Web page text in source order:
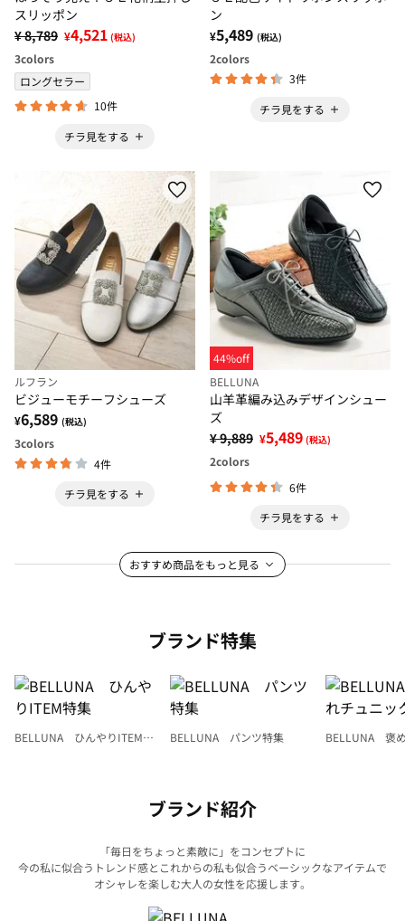
スリッポン
¥ 8,789 ¥4,521 (税込)
3colors
ロングセラー
10件
チラ見をする
ン
¥5,489 (税込)
2colors
3件
チラ見をする
ルフラン
ビジューモチーフシューズ
¥6,589 (税込)
3colors
4件
チラ見をする
44%off
BELLUNA
山羊革編み込みデザインシュー
ズ
¥ 9,889 ¥5,489 (税込)
2colors
6件
チラ見をする
おすすめ商品をもっと見る
ブランド特集
BELLUNA ひんやりITEM特
BELLUNA パンツ特集
BELLUNA 褒
ブランド紹介
「毎日をちょっと素敵に」をコンセプトに
今の私に似合うトレンド感とこれからの私も似合うベーシックなアイテムで
オシャレを楽しむ大人の女性を応援します。